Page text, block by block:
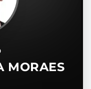
MORAES